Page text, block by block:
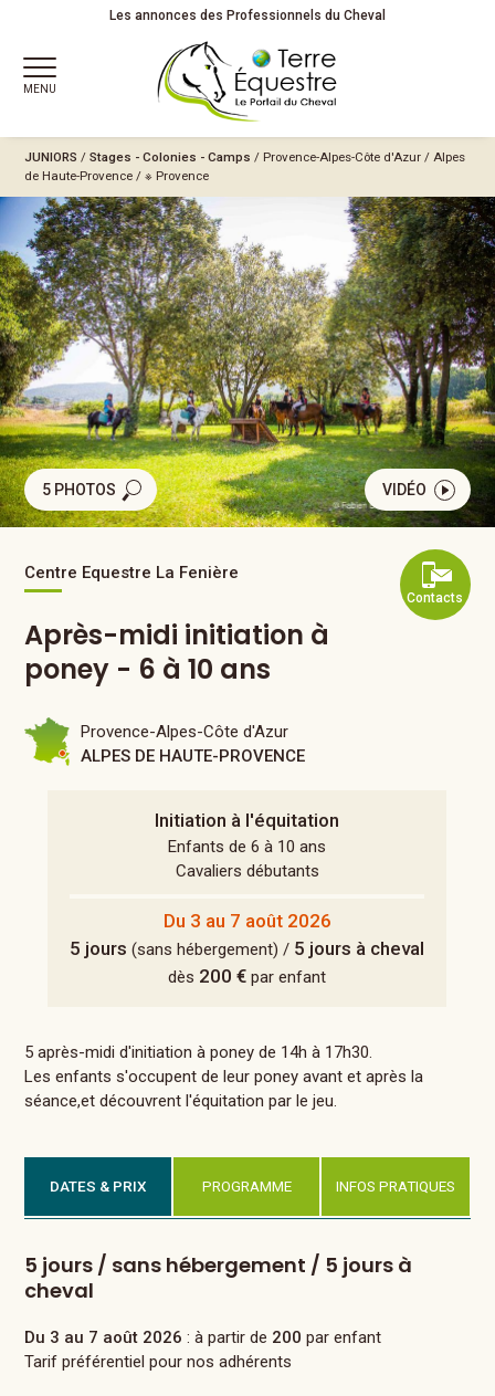
Les annonces des Professionnels du Cheval
MENU
JUNIORS /Stages - Colonies - Camps / Provence-Alpes-Côte d'Azur /Alpes
de Haute-Provence /※ Provence
5 PHOTOS VIDÉO
Contacts
Centre Equestre La Fenière
Après-midi initiation à
poney - 6 à 10 ans
Initiation à l'équitation
Enfants de 6 à 10 ans
Cavaliers débutants
Du 3 au 7 août 2026
5 jours (sans hébergement) / 5 jours à cheval
dès 200 € par enfant
Provence-Alpes-Côte d'Azur
ALPES DE HAUTE-PROVENCE
5 après-midi d'initiation à poney de 14h à 17h30.
Les enfants s'occupent de leur poney avant et après la
séance,et découvrent l'équitation par le jeu.
DATES & PRIX PROGRAMME INFOS PRATIQUES
5 jours / sans hébergement / 5 jours à
cheval
Du 3 au 7 août 2026 : à partir de 200 par enfant
Tarif préférentiel pour nos adhérents